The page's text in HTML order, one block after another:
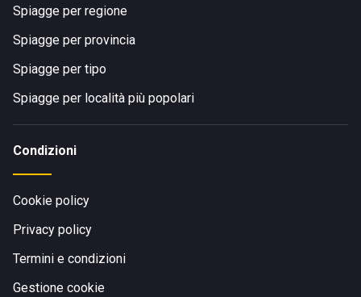
Spiagge per regione
Spiagge per provincia
Spiagge per tipo
Spiagge per località più popolari
Condizioni
Cookie policy
Privacy policy
Termini e condizioni
Gestione cookie